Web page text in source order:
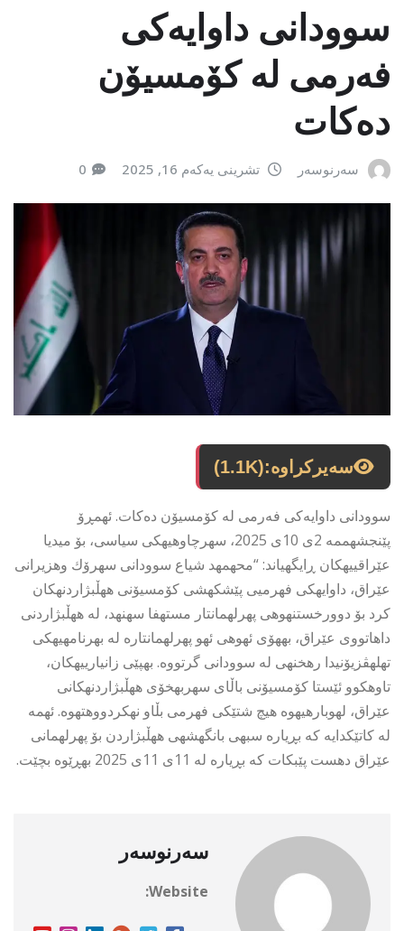
سوودانی داوایەکی
فەرمی لە کۆمسیۆن
دەکات
سەرنوسەر تشرینی یەکەم 16, 2025 0
سەیرکراوە:(1.1K)
سوودانی داوایەکی فەرمی لە کۆمسیۆن دەکات. ئهمڕۆ
پێنجشهممه 2ی 10ی 2025، سهرچاوهیهكی سیاسی، بۆ میدیا
عێراقییهكان ڕایگهیاند: “محهمهد شیاع سوودانی سهرۆك وهزیرانی
عێراق، داوایهكی فهرمیی پێشكهشی كۆمسیۆنی ههڵبژاردنهكان
كرد بۆ دوورخستنهوهی پهرلهمانتار مستهفا سهنهد، له ههڵبژاردنی
داهاتووی عێراق، بههۆی ئهوهی ئهو پهرلهمانتاره له بهرنامهیهكی
تهلهڤزیۆنیدا رهخنهی له سوودانی گرتووه. بهپێی زانیارییهكان،
تاوهكوو ئێستا كۆمسیۆنی باڵای سهربهخۆی ههڵبژاردنهكانی
عێراق، لهوبارهیهوه هیچ شتێكی فهرمی بڵاو نهكردووهتهوه. ئهمه
له كاتێكدایه كه بڕیاره سبهی بانگهشهی ههڵبژاردن بۆ پهرلهمانی
عێراق دهست پێبكات كه بڕیاره له 11ی 11ی 2025 بهڕێوه بچێت.
سەرنوسەر
Website: